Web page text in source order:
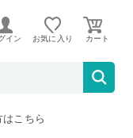
イン お気に入り
はただいま取り扱い
こちら